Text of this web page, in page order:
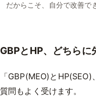
だからこそ、自分で改善で
GBPとHP、どちら
「GBP(MEO)と
質問もよく受けます。